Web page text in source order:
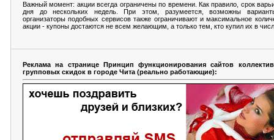
Важный момент: акции всегда ограничены по времени. Как правило, срок
дня до нескольких недель. При этом, разумеется, возможны
организаторы подобных сервисов также ограничивают и максимальное
акции - купоны достаются не всем желающим, а только тем, кто купил их в
Реклама на странице Принцип функционирования сайтов
групповых скидок в городе Чита (реально работающие):